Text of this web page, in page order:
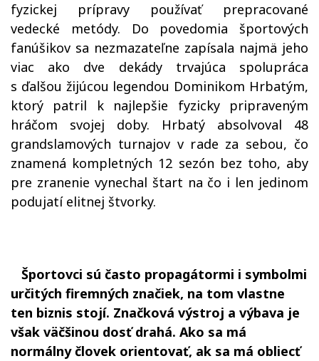
fyzickej prípravy používať prepracované
vedecké metódy. Do povedomia športových
fanúšikov sa nezmazateľne zapísala najmä jeho
viac ako dve dekády trvajúca spolupráca
s ďalšou žijúcou legendou Dominikom Hrbatým,
ktorý patril k najlepšie fyzicky pripraveným
hráčom svojej doby. Hrbatý absolvoval 48
grandslamových turnajov v rade za sebou, čo
znamená kompletných 12 sezón bez toho, aby
pre zranenie vynechal štart na čo i len jedinom
podujatí elitnej štvorky.
Športovci sú často propagátormi i symbolmi
určitých firemných značiek, na tom vlastne
ten biznis stojí. Značková výstroj a výbava je
však väčšinou dosť drahá. Ako sa má
normálny človek orientovať, ak sa má obliecť